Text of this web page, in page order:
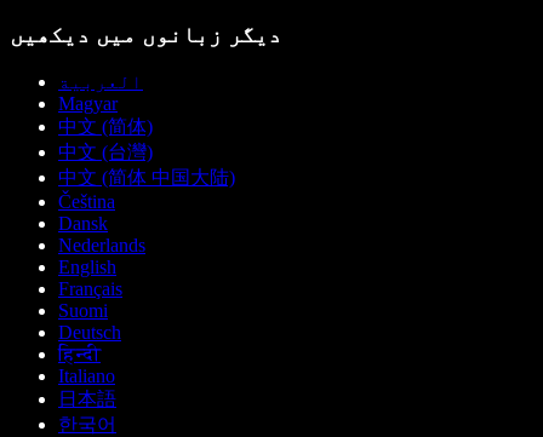
دیگر زبانوں میں دیکھیں
العربية
Magyar
中文 (简体)
中文 (台灣)
中文 (简体 中国大陆)
Čeština
Dansk
Nederlands
English
Français
Suomi
Deutsch
हिन्दी
Italiano
日本語
한국어